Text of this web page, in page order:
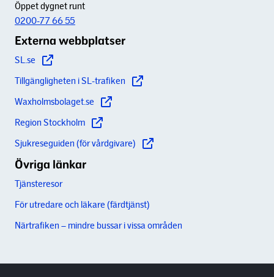
Öppet dygnet runt
0200-77 66 55
Externa webbplatser
SL.se
Tillgängligheten i SL-trafiken
Waxholmsbolaget.se
Region Stockholm
Sjukreseguiden (för vårdgivare)
Övriga länkar
Tjänsteresor
För utredare och läkare (färdtjänst)
Närtrafiken – mindre bussar i vissa områden